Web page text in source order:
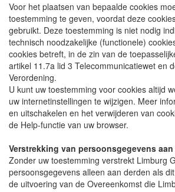
Voor het plaatsen van bepaalde cookies
toestemming te geven, voordat deze
gebruikt. Deze toestemming is niet nodig
technisch noodzakelijke (functionele)
cookies betreft, in de zin van de
artikel 11.7a lid 3 Telecommunicatiewet en
Verordening.
U kunt uw toestemming voor cookies altijd
uw internetinstellingen te wijzigen. Meer
en uitschakelen en het verwijderen van
de Help-functie van uw browser.
Verstrekking van persoonsgegevens
Zonder uw toestemming verstrekt Limburg
persoonsgegevens alleen aan derden als
de uitvoering van de Overeenkomst die